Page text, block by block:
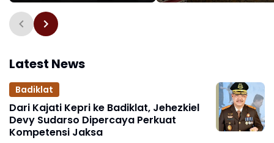
2025–2029
Latest News
Badiklat
Dari Kajati Kepri ke Badiklat, Jehezkiel
Devy Sudarso Dipercaya Perkuat
Kompetensi Jaksa